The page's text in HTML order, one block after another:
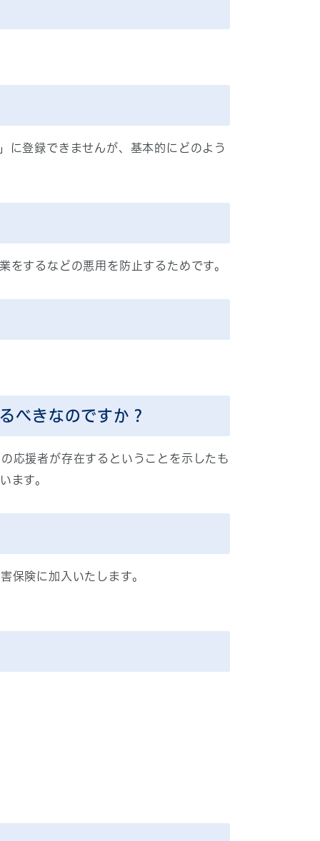
に登録できませんが、基本的にどのよう
をするなどの悪用を防止するためです。
べきなのですか？
応援者が存在するということを示したも
ます。
保険に加入いたします。